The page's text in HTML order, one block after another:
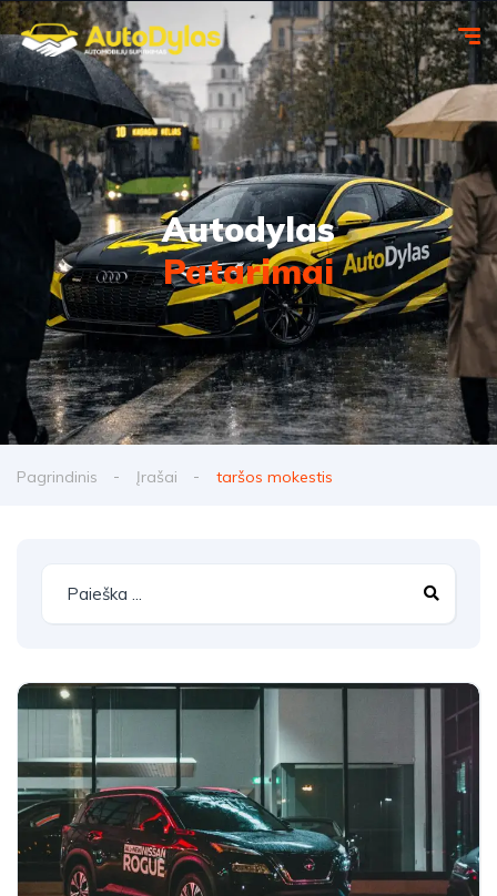
Autodylas
Patarimai
Pagrindinis Įrašai taršos mokestis